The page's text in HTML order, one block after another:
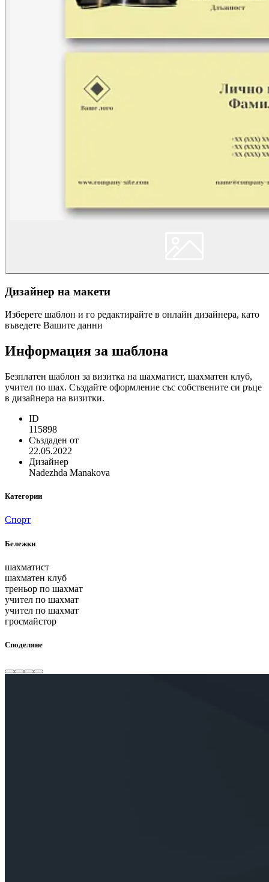
Дизайнер на макети
Изберете шаблон и го редактирайте в онлайн дизайнера, като
въведете Вашите данни
Информация за шаблона
Безплатен шаблон за визитка на шахматист, шахматен клуб,
учител по шах. Създайте оформление със собствените си ръце
в дизайнера на визитки.
ID
115898
Създаден от
22.05.2022
Дизайнер
Nadezhda Manakova
Категории
Спорт
Бележки
шахматист
шахматен клуб
треньор по шахмат
учител по шахмат
учител по шахмат
гросмайстор
Споделяне